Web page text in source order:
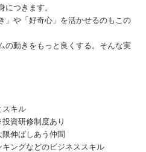
につきます。
」や「好奇心」を活かせるのもこの
の動きをもっと良くする。そんな実
スキル
資研修制度あり
伸ばしあう仲間
ングなどのビジネススキル